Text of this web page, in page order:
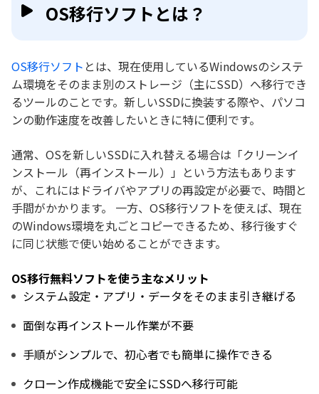
OS移行ソフトとは？
OS移行ソフト とは、現在使用しているWindowsのシステ
ム環境をそのまま別のストレージ（主にSSD）へ移行でき
るツールのことです。新しいSSDに換装する際や、パソコ
ンの動作速度を改善したいときに特に便利です。
通常、OSを新しいSSDに入れ替える場合は「クリーンイ
ンストール（再インストール）」という方法もあります
が、これにはドライバやアプリの再設定が必要で、時間と
手間がかかります。 一方、OS移行ソフトを使えば、現在
のWindows環境を丸ごとコピーできるため、移行後すぐ
に同じ状態で使い始めることができます。
OS移行無料ソフトを使う主なメリット
システム設定・アプリ・データをそのまま引き継げる
面倒な再インストール作業が不要
手順がシンプルで、初心者でも簡単に操作できる
クローン作成機能で安全にSSDへ移行可能